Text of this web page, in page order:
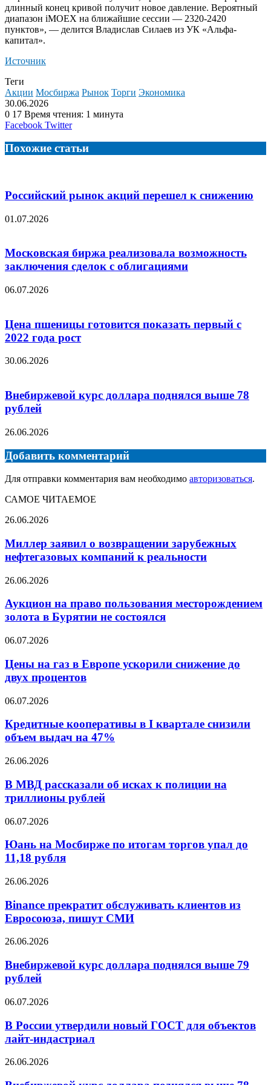
длинный конец кривой получит новое давление. Вероятный
диапазон iMOEX на ближайшие сессии — 2320-2420
пунктов», — делится Владислав Силаев из УК «Альфа-
капитал».
Источник
Теги
Акции Мосбиржа Рынок Торги Экономика
30.06.2026
0 17 Время чтения: 1 минута
Facebook TwitterLinkedIn
Tumblr
Reddit
Вконтакте
Одноклассники
Skype
Messenger
Messenger
WhatsApp
Telegram
Viber
Line
Поделиться
электронную
почту
Похожие статьи
Российский рынок акций перешел к снижению
01.07.2026
Московская биржа реализовала возможность
заключения сделок с облигациями
06.07.2026
Цена пшеницы готовится показать первый с
2022 года рост
30.06.2026
Внебиржевой курс доллара поднялся выше 78
рублей
26.06.2026
Добавить комментарий
Для отправки комментария вам необходимо авторизоваться.
САМОЕ ЧИТАЕМОЕ
Миллер
о
возвращении
зарубежных
компаний
реальности
26.06.2026
Миллер заявил о возвращении зарубежных
нефтегазовых компаний к реальности
Аукцион
право
пользования
месторождением
в
не
состоялся
26.06.2026
Аукцион на право пользования месторождением
золота в Бурятии не состоялся
Цены
газ
в
Европе
снижение
двух
процентов
06.07.2026
Цены на газ в Европе ускорили снижение до
двух процентов
Кредитные
в
квартале
объем
на
47%
06.07.2026
Кредитные кооперативы в I квартале снизили
объем выдач на 47%
В
рассказали
об
исках
полиции
триллионы
рублей
26.06.2026
В МВД рассказали об исках к полиции на
триллионы рублей
Юань
Мосбирже
по
итогам
упал
11,18
рубля
06.07.2026
Юань на Мосбирже по итогам торгов упал до
11,18 рубля
Binance
обслуживать
клиентов
из
пишут
26.06.2026
Binance прекратит обслуживать клиентов из
Евросоюза, пишут СМИ
Внебиржевой
доллара
поднялся
выше
рублей
26.06.2026
Внебиржевой курс доллара поднялся выше 79
рублей
В
утвердили
новый
ГОСТ
объектов
06.07.2026
В России утвердили новый ГОСТ для объектов
лайт-индастриал
Внебиржевой
26.06.2026